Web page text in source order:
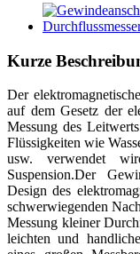
Kurze
Der
auf dem Gesetz der
Messung des
Flüssigkeiten wie
usw. verwendet
Suspension.Der
Design des
schwerwiegenden
Messung kleiner
leichten und